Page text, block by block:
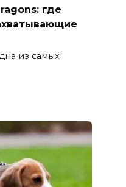
где
из самых